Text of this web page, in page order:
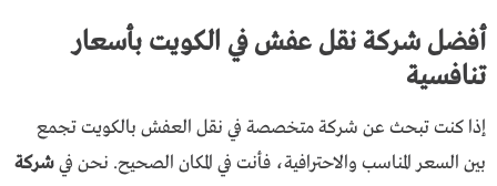
أفضل شركة نقل عفش في الكويت بأسعار
تنافسية
إذا كنت تبحث عن شركة متخصصة في نقل العفش بالكويت تجمع
بين السعر المناسب والاحترافية، فأنت في المكان الصحيح. نحن فيشركة